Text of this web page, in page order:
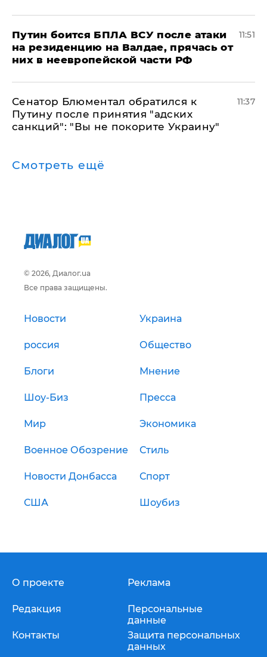
Путин боится БПЛА ВСУ после атаки
на резиденцию на Валдае, прячась от
них в неевропейской части РФ
11:51
Сенатор Блюментал обратился к
Путину после принятия "адских
санкций": "Вы не покорите Украину"
11:37
Смотреть ещё
© 2026, Диалог.ua
Все права защищены.
Новости Украина
россия Общество
Блоги Мнение
Шоу-Биз Пресса
Мир Экономика
Военное Обозрение Стиль
Новости Донбасса Спорт
США Шоубиз
О проекте
Редакция
Контакты
Реклама
Персональные
данные
Защита персональных
данных